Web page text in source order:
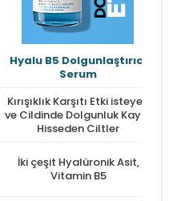
Hyalu B5 Dolgunlaştırıcı
Serum
Kırışıklık Karşıtı Etki isteyen
ve Cildinde Dolgunluk Kaybı
Hisseden Ciltler
İki çeşit Hyalüronik Asit,
Vitamin B5